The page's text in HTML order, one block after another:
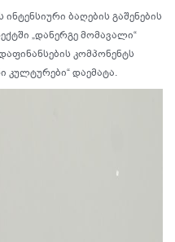
ბაღების გაშენების
„დანერგე მომავალი“
კომპონენტს
კულტურები“ დაემატა.